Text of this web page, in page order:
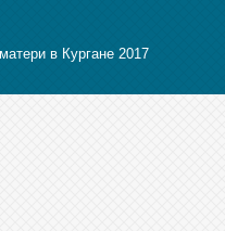
в Кургане 2017